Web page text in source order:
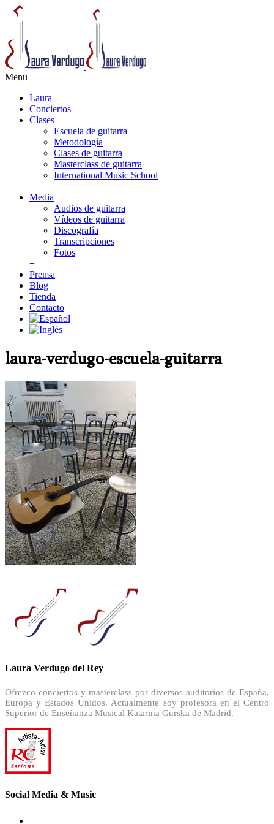
Menu
Laura
Conciertos
Clases
Escuela de guitarra
Metodología
Clases de guitarra
Masterclass de guitarra
International Music School
+
Media
Audios de guitarra
Vídeos de guitarra
Discografía
Transcripciones
Fotos
+
Prensa
Blog
Tienda
Contacto
laura-verdugo-escuela-guitarra
Laura Verdugo del Rey
Ofrezco conciertos y masterclass por diversos auditorios de España,
Europa y Estados Unidos. Actualmente soy profesora en el Centro
Superior de Enseñanza Musical Katarina Gurska de Madrid.
Social Media & Music